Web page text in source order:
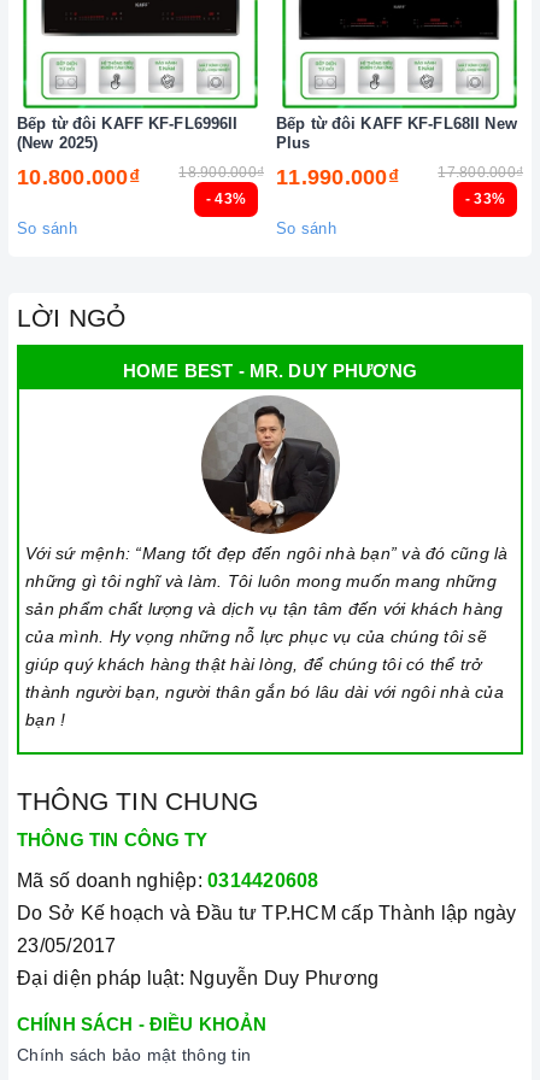
Chức năng an toàn trên bếp từ
2. Một số lưu ý khi sử dụng sản phẩm
Lưu ý khi chọn nồi nấu
Lưu ý những chất liệu sau sẽ phù hợp với mặt
thép không gỉ, gang, gang tráng men hoặc các vật liệu từ
tính.
Các vật liệu không hoạt động trên mặtbếp từ: thủy tinh,
đồng, nhôm, trừ khi đáy nồi có đặc tính từ tính (hút được
nam châm).
Cần chọn đáy nồi nhẵn và bằng phẳng, tránh những loại có
rãnh hoặc nồi đáy lõm.
Không sử dụng dụng cụ nấu ăn mỏng hoặc chất lượng thấp,
vì sẽ tạo ra rất nhiều tiếng ồn trong khi nấu, đồng thời dễ ảnh
hưởng không tốt đến bếp.
Nên chọn nồi có đường kính đáy phù hợp với vùng nấu,
không nhỏ quá cũng không to quá. Đường kính nồi thông
thường khoảng từ 10-35cm.
- 43%
Bếp từ đôi KAFF KF-FL6996II
(New 2025)
10.800.000₫ 18.900.000₫
So sánh
- 33%
Bếp từ đôi KAFF KF-FL68II New
Plus
11.990.000₫ 17.800.000₫
So sánh
LỜI NGỎ
HOME BEST - MR. DUY PHƯƠNG
Với sứ mệnh: “Mang tốt đẹp đến ngôi nhà bạn” và đó cũng là
những gì tôi nghĩ và làm. Tôi luôn mong muốn mang những
sản phẩm chất lượng và dịch vụ tận tâm đến với khách hàng
của mình. Hy vọng những nỗ lực phục vụ của chúng tôi sẽ
giúp quý khách hàng thật hài lòng, để chúng tôi có thể trở
thành người bạn, người thân gắn bó lâu dài với ngôi nhà của
bạn !
THÔNG TIN CHUNG
THÔNG TIN CÔNG TY
Mã số doanh nghiệp: 0314420608
Do Sở Kế hoạch và Đầu tư TP.HCM cấp Thành lập ngày
23/05/2017
Đại diện pháp luật: Nguyễn Duy Phương
CHÍNH SÁCH - ĐIỀU KHOẢN
Chính sách bảo mật thông tin